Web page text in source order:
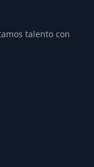
talento con